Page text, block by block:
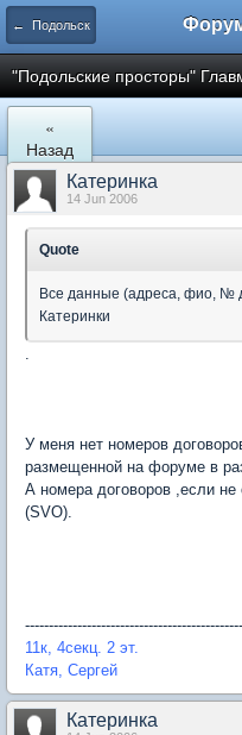
← Подольск
"Подольские просторы"
«
Назад
Катеринка
14 Jun 2006
Quote
Все данные (адреса, фио, №
Катеринки
.
У меня нет номеров
размещенной на форуме в
А номера договоров ,если
(SVO).
11к, 4секц. 2 эт.
Катя, Сергей
Катеринка